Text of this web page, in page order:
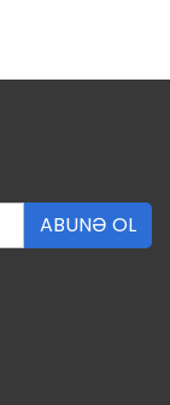
ABUNƏ OL